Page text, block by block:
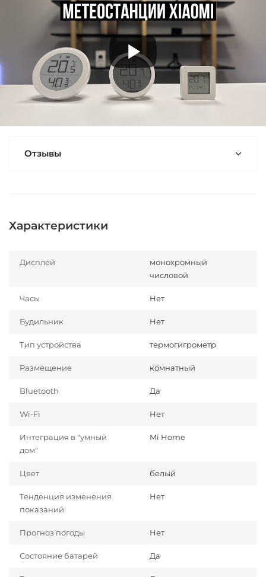
Отзывы
Характеристики
Дисплей
монохромный
числовой
Часы Нет
Будильник Нет
Тип устройства термогигрометр
Размещение комнатный
Bluetooth Да
Wi-Fi Нет
Интеграция в "умный
дом"
Mi Home
Цвет белый
Тенденция изменения
показаний
Нет
Прогноз погоды Нет
Состояние батарей Да